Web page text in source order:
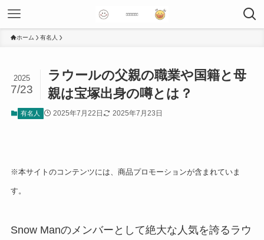
ホーム 有名人
ラウールの父親の職業や国籍と母
親は宝塚出身の噂とは？
2025
7/23
有名人 2025年7月22日 2025年7月23日
※本サイトのコンテンツには、商品プロモーションが含まれていま
す。
Snow Manのメンバーとして絶大な人気を誇るラウ